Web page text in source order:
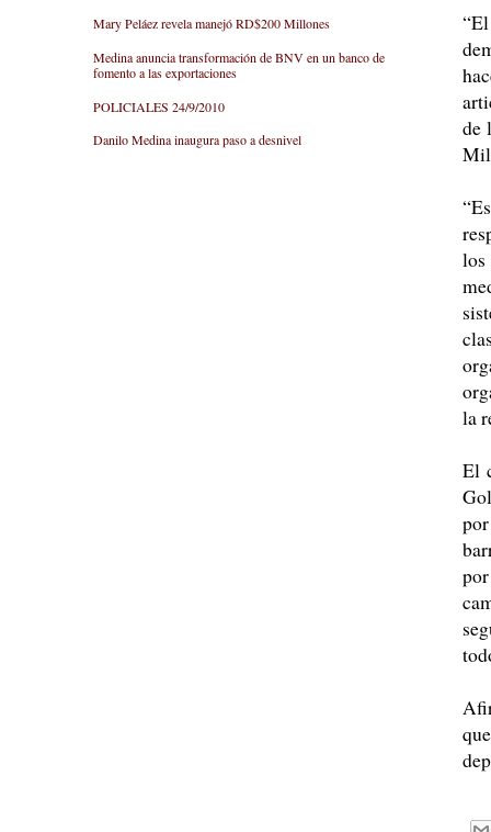
de
la
El
Mary Peláez revela manejó RD$200 Millones
Medina anuncia transformación de BNV en un banco de
fomento a las exportaciones
POLICIALES 24/9/2010
Danilo Medina inaugura paso a desnivel